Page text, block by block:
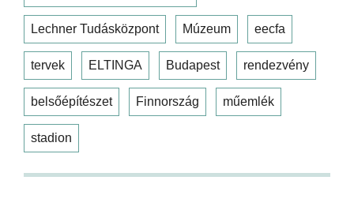
Lechner Tudásközpont Múzeum eecfa
tervek ELTINGA Budapest rendezvény
belsőépítészet Finnország műemlék
stadion